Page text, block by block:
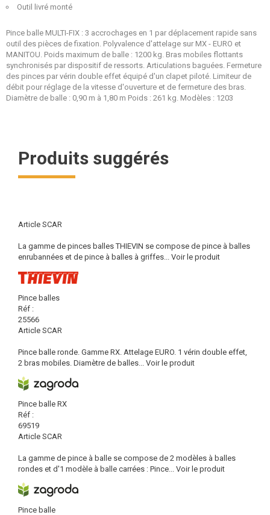
Outil livré monté
Pince balle MULTI-FIX : 3 accrochages en 1 par déplacement rapide sans
outil des pièces de fixation. Polyvalence d'attelage sur MX - EURO et
MANITOU. Poids maximum de balle : 1200 kg. Bras mobiles flottants
synchronisés par dispositif de ressorts. Articulations baguées. Fermeture
des pinces par vérin double effet équipé d'un clapet piloté. Limiteur de
débit pour réglage de la vitesse d'ouverture et de fermeture des bras.
Diamètre de balle : 0,90 m à 1,80 m Poids : 261 kg. Modèles : 1203
Produits suggérés
Article SCAR
La gamme de pinces balles THIEVIN se compose de pince à balles
enrubannées et de pince à balles à griffes... Voir le produit
Pince balles
Réf :
25566
Article SCAR
Pince balle ronde. Gamme RX. Attelage EURO. 1 vérin double effet,
2 bras mobiles. Diamètre de balles... Voir le produit
Pince balle RX
Réf :
69519
Article SCAR
La gamme de pince à balle se compose de 2 modèles à balles
rondes et d'1 modèle à balle carrées : Pince... Voir le produit
Pince balle